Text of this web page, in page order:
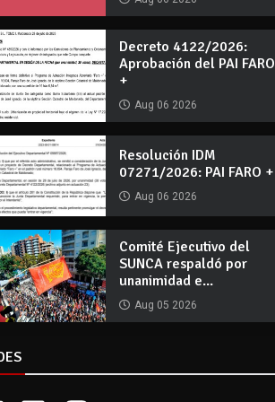
Decreto 4122/2026:
Aprobación del PAI FARO
+
Aug 06 2026
Resolución IDM
07271/2026: PAI FARO +
Aug 06 2026
Comité Ejecutivo del
SUNCA respaldó por
unanimidad e...
Aug 05 2026